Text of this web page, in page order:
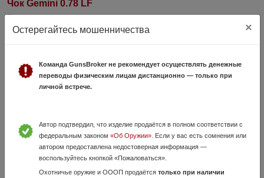
Чок Gemini 0.78 LF
5 500 руб.
Кемеровская область, Кемерово
Целик бенели арго
Остерегайтесь мошенничества ×
Команда GunsBroker не рекомендует осуществлять денежные
переводы физическим лицам дистанционно — только при
личной встрече.
Автор подтвердил, что изделие продаётся в полном соответствии с
федеральным законом «Об Оружии». Если у вас есть сомнения или
автором предоставлена недостоверная информация —
воспользуйтесь кнопкой «Пожаловаться».
Охотничье оружие и ОООП продаётся только при наличии